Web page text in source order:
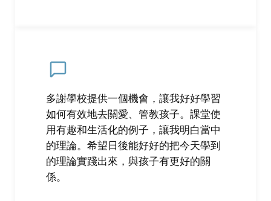
多謝學校提供一個機會，讓我好好學習
如何有效地去關愛、管教孩子。課堂使
用有趣和生活化的例子，讓我明白當中
的理論。希望日後能好好的把今天學到
的理論實踐出來，與孩子有更好的關
係。